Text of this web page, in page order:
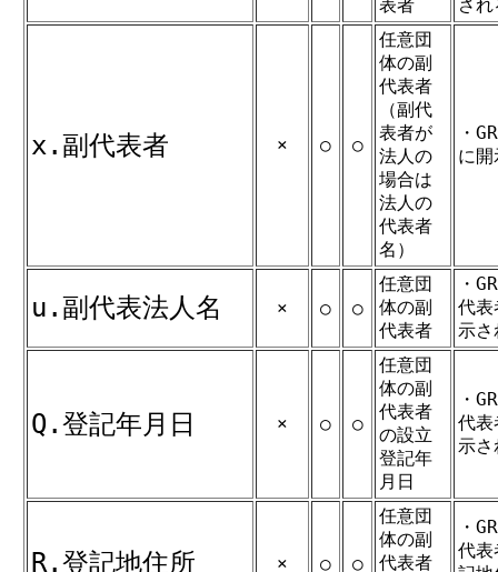
表者 さ
x.副代表者 × ○ ○
任意団
体の副
代表者
（副代
表者が
法人の
場合は
法人の
代表者
名）
・
に
u.副代表法人名 × ○ ○
任意団
体の副
代表者
・
代表
示さ
Q.登記年月日 × ○ ○
任意団
体の副
代表者
の設立
登記年
月日
・
代表
示さ
R.登記地住所 × ○ ○
任意団
体の副
代表者
・
代表